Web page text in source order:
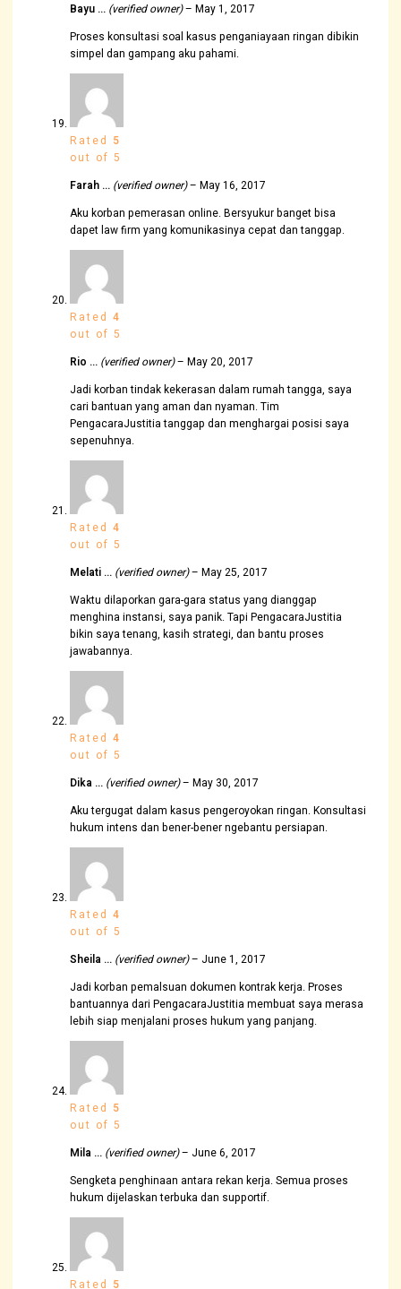
Bayu … (verified owner)– May 1, 2017
Proses konsultasi soal kasus penganiayaan ringan dibikin
simpel dan gampang aku pahami.
Rated 5
out of 5
Farah … (verified owner)– May 16, 2017
Aku korban pemerasan online. Bersyukur banget bisa
dapet law firm yang komunikasinya cepat dan tanggap.
Rated4
out of 5
Rio … (verified owner)– May 20, 2017
Jadi korban tindak kekerasan dalam rumah tangga, saya
cari bantuan yang aman dan nyaman. Tim
PengacaraJustitia tanggap dan menghargai posisi saya
sepenuhnya.
Rated4
out of 5
Melati … (verified owner)– May 25, 2017
Waktu dilaporkan gara-gara status yang dianggap
menghina instansi, saya panik. Tapi PengacaraJustitia
bikin saya tenang, kasih strategi, dan bantu proses
jawabannya.
Rated4
out of 5
Dika … (verified owner)– May 30, 2017
Aku tergugat dalam kasus pengeroyokan ringan. Konsultasi
hukum intens dan bener-bener ngebantu persiapan.
Rated4
out of 5
Sheila … (verified owner)– June 1, 2017
Jadi korban pemalsuan dokumen kontrak kerja. Proses
bantuannya dari PengacaraJustitia membuat saya merasa
lebih siap menjalani proses hukum yang panjang.
Rated 5
out of 5
Mila … (verified owner)– June 6, 2017
Sengketa penghinaan antara rekan kerja. Semua proses
hukum dijelaskan terbuka dan supportif.
Rated 5